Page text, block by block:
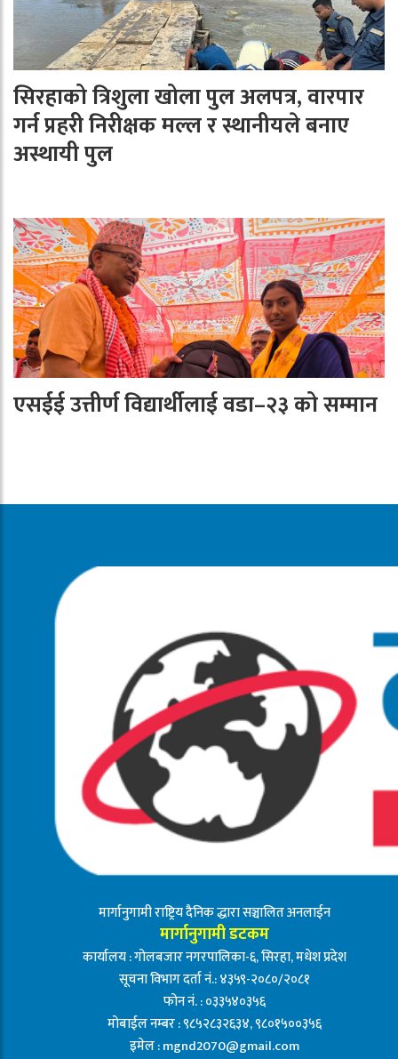
सिरहाको त्रिशुला खोला पुल अलपत्र, वारपार
गर्न प्रहरी निरीक्षक मल्ल र स्थानीयले बनाए
अस्थायी पुल
एसईई उत्तीर्ण विद्यार्थीलाई वडा–२३ को सम्मान
मार्गानुगामी राष्ट्रिय दैनिक द्धारा सञ्चालित अनलाईन
मार्गानुगामी डटकम
कार्यालय : गोलबजार नगरपालिका-६, सिरहा, मधेश प्रदेश
सूचना विभाग दर्ता नं.: ४३५९-२०८०/२०८१
फोन नं. : ०३३५४०३५६
मोबाईल नम्बर : ९८५२८३२६३४, ९८०१५००३५६
इमेल :mgnd2070@gmail.com